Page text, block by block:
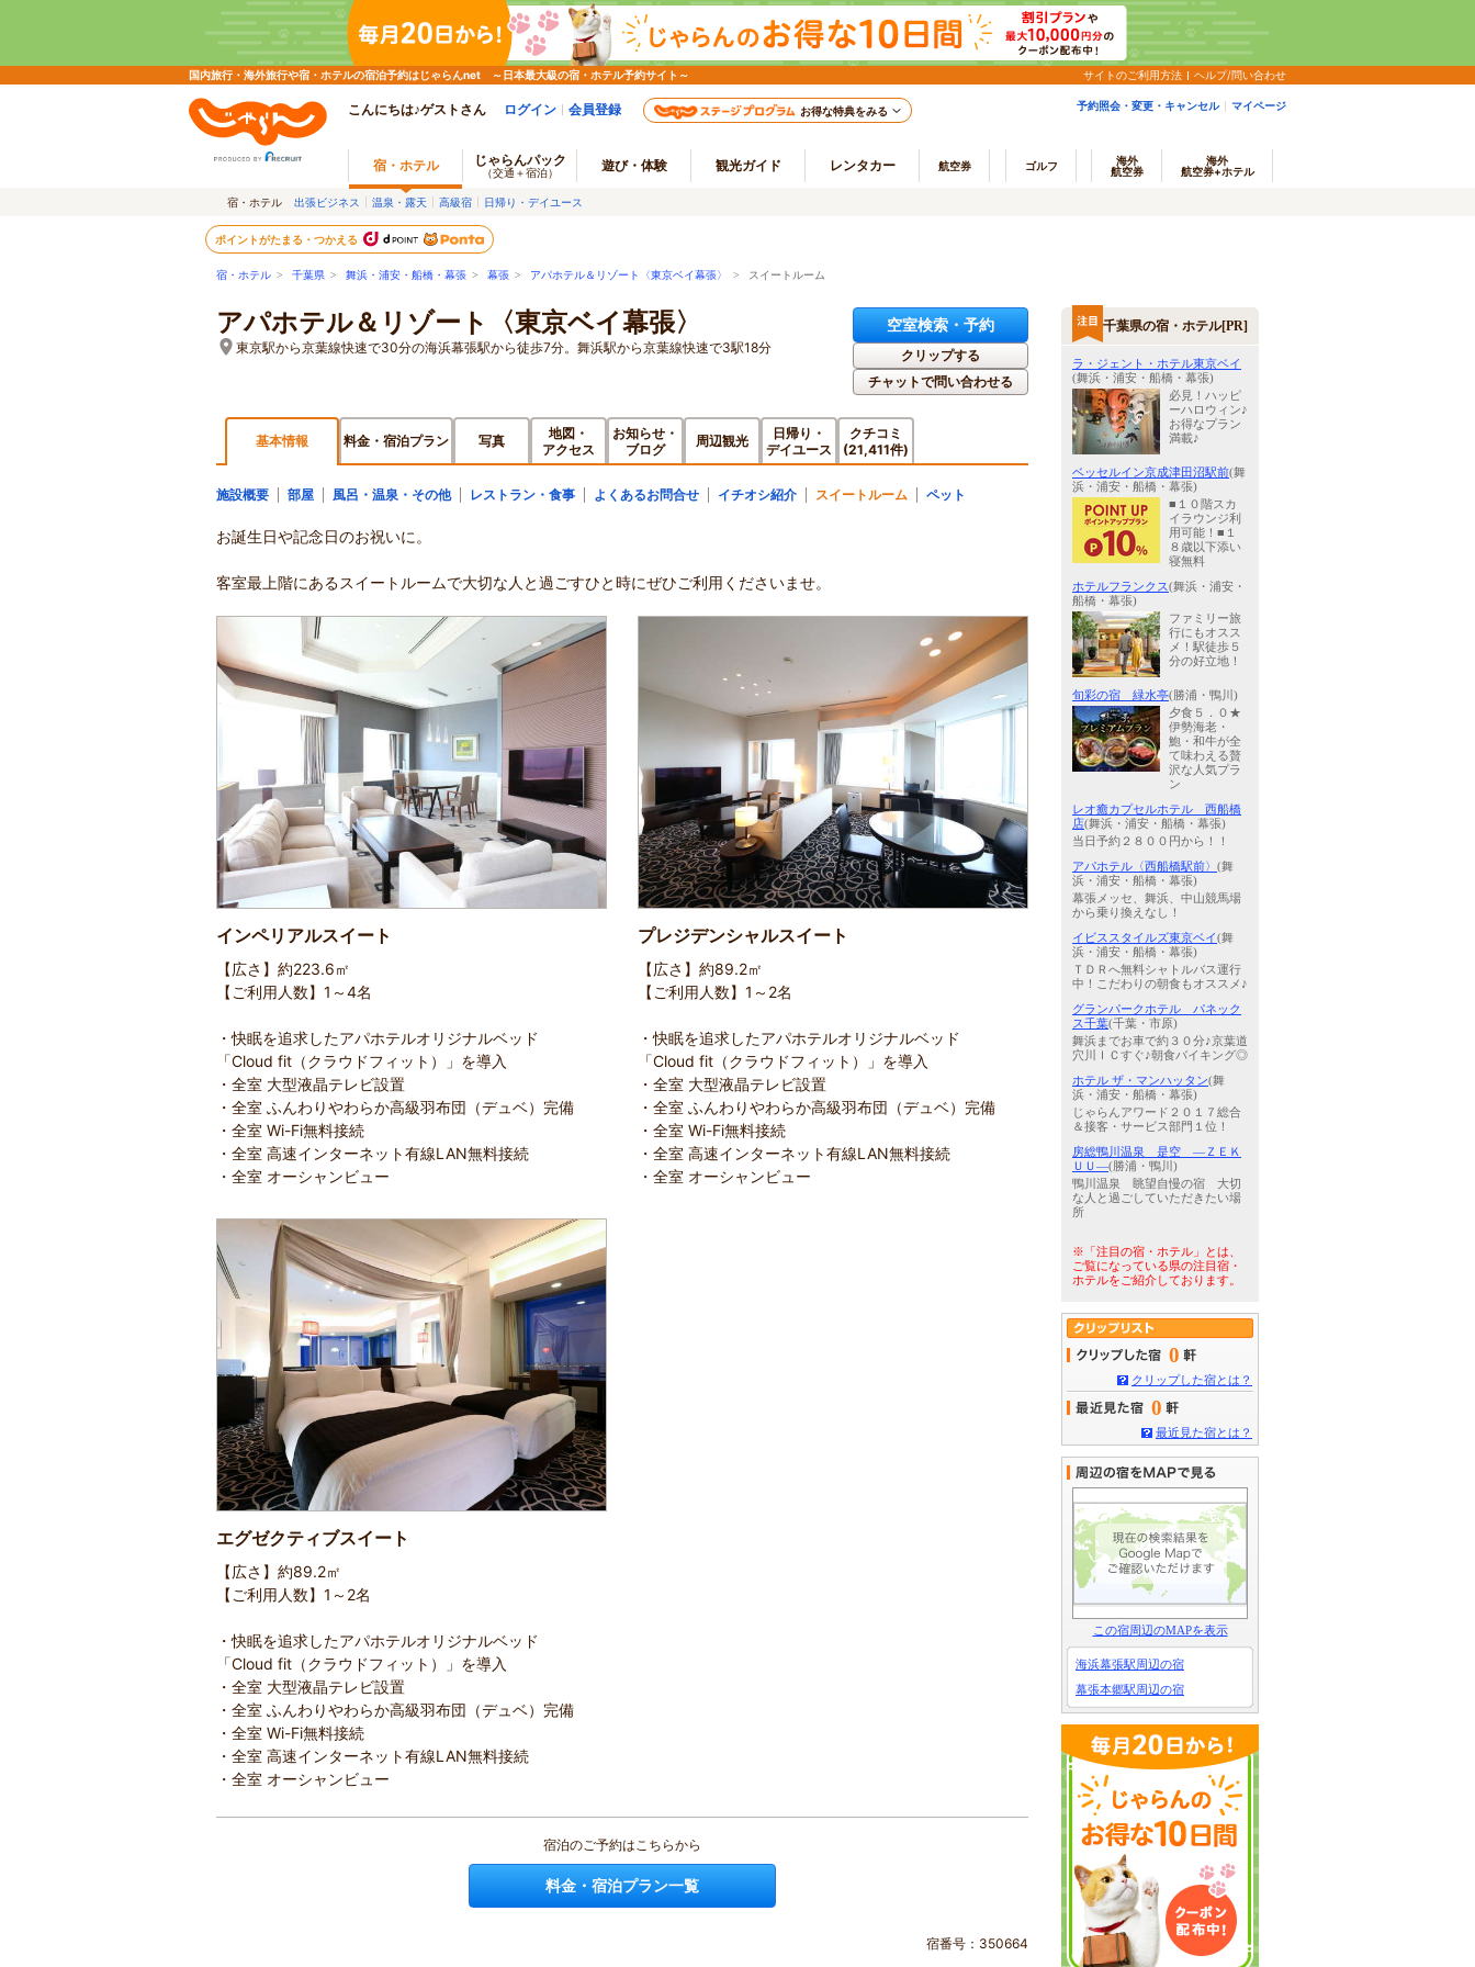
国内旅行・海外旅行や宿・ホテルの宿泊予約はじゃらんnet ～日本最大級の宿・ホテル予約サイト～ サイトのご利用方法 ヘルプ/問い合わせ
こんにちは♪ゲストさん ログイン 会員登録 お得な特典をみる 予約照会・変更・キャンセル マイページ
宿・ホテル じゃらんパック
（交通＋宿泊） 遊び・体験 観光ガイド レンタカー 航空券 ゴルフ
海外
航空券
海外
航空券+ホテル
宿・ホテル 出張ビジネス 温泉・露天 高級宿 日帰り・デイユース
ポイントがたまる・つかえる
宿・ホテル > 千葉県 > 舞浜・浦安・船橋・幕張 > 幕張 > アパホテル＆リゾート〈東京ベイ幕張〉 > スイートルーム
アパホテル＆リゾート〈東京ベイ幕張〉
東京駅から京葉線快速で30分の海浜幕張駅から徒歩7分。舞浜駅から京葉線快速で3駅18分
空室検索・予約
クリップする
チャットで問い合わせる
基本情報 料金・宿泊プラン 写真
地図・
アクセス
お知らせ・
ブログ
周辺観光
日帰り・
デイユース
クチコミ
(21,411件)
施設概要 部屋 風呂・温泉・その他 レストラン・食事 よくあるお問合せ イチオシ紹介 スイートルーム ペット
お誕生日や記念日のお祝いに。
客室最上階にあるスイートルームで大切な人と過ごすひと時にぜひご利用くださいませ。
インペリアルスイート
【広さ】約223.6㎡
【ご利用人数】1～4名
・快眠を追求したアパホテルオリジナルベッド
「Cloud fit（クラウドフィット）」を導入
・全室 大型液晶テレビ設置
・全室 ふんわりやわらか高級羽布団（デュベ）完備
・全室 Wi-Fi無料接続
・全室 高速インターネット有線LAN無料接続
・全室 オーシャンビュー
プレジデンシャルスイート
【広さ】約89.2㎡
【ご利用人数】1～2名
・快眠を追求したアパホテルオリジナルベッド
「Cloud fit（クラウドフィット）」を導入
・全室 大型液晶テレビ設置
・全室 ふんわりやわらか高級羽布団（デュベ）完備
・全室 Wi-Fi無料接続
・全室 高速インターネット有線LAN無料接続
・全室 オーシャンビュー
エグゼクティブスイート
【広さ】約89.2㎡
【ご利用人数】1～2名
・快眠を追求したアパホテルオリジナルベッド
「Cloud fit（クラウドフィット）」を導入
・全室 大型液晶テレビ設置
・全室 ふんわりやわらか高級羽布団（デュベ）完備
・全室 Wi-Fi無料接続
・全室 高速インターネット有線LAN無料接続
・全室 オーシャンビュー
宿泊のご予約はこちらから
料金・宿泊プラン一覧
宿番号：350664
千葉県の宿・ホテル[PR]
ラ・ジェント・ホテル東京ベイ
(舞浜・浦安・船橋・幕張)
必見！ハッピ
ーハロウィン♪
お得なプラン
満載♪
ベッセルイン京成津田沼駅前(舞
浜・浦安・船橋・幕張)
■１０階スカ
イラウンジ利
用可能！■１
８歳以下添い
寝無料
ホテルフランクス(舞浜・浦安・
船橋・幕張)
ファミリー旅
行にもオスス
メ！駅徒歩５
分の好立地！
旬彩の宿 緑水亭(勝浦・鴨川)
夕食５．０★
伊勢海老・
鮑・和牛が全
て味わえる贅
沢な人気プラ
ン
レオ癒カプセルホテル 西船橋
店(舞浜・浦安・船橋・幕張)
当日予約２８００円から！！
アパホテル〈西船橋駅前〉 (舞
浜・浦安・船橋・幕張)
幕張メッセ、舞浜、中山競馬場
から乗り換えなし！
イビススタイルズ東京ベイ(舞
浜・浦安・船橋・幕張)
ＴＤＲへ無料シャトルバス運行
中！こだわりの朝食もオススメ♪
グランパークホテル パネック
ス千葉(千葉・市原)
舞浜までお車で約３０分♪京葉道
穴川ＩＣすぐ♪朝食バイキング◎
ホテル ザ・マンハッタン(舞
浜・浦安・船橋・幕張)
じゃらんアワード２０１７総合
＆接客・サービス部門１位！
房総鴨川温泉 是空 ―ＺＥＫ
ＵＵ―(勝浦・鴨川)
鴨川温泉 眺望自慢の宿 大切
な人と過ごしていただきたい場
所
※「注目の宿・ホテル」とは、
ご覧になっている県の注目宿・
ホテルをご紹介しております。
0
クリップした宿とは？
0
最近見た宿とは？
この宿周辺のMAPを表示
海浜幕張駅周辺の宿
幕張本郷駅周辺の宿